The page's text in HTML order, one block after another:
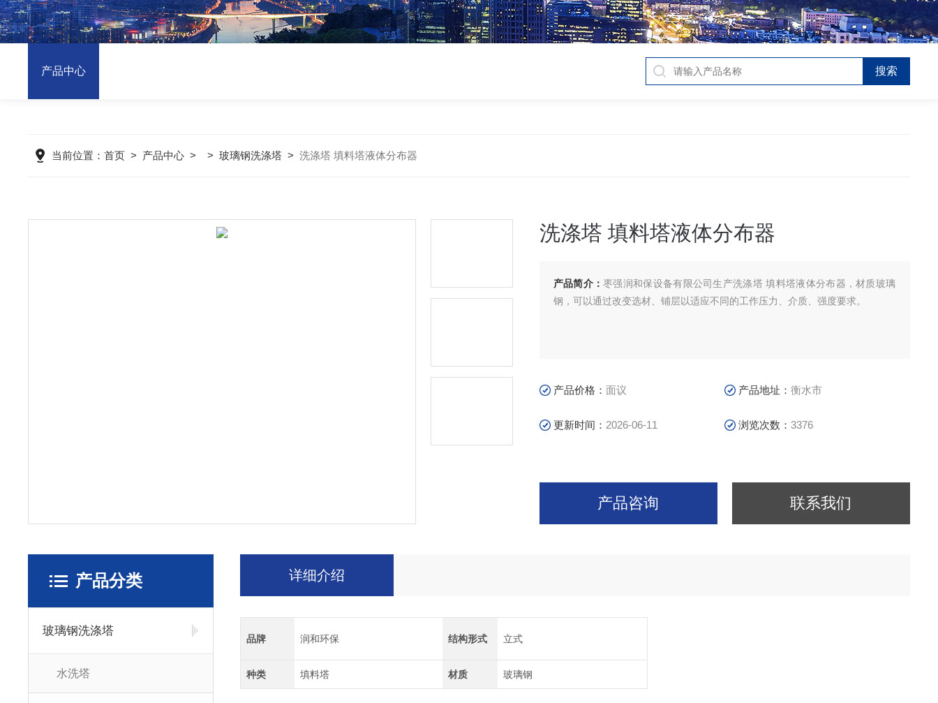
产品中心
当前位置：首页 > 产品中心 > >玻璃钢洗涤塔 >洗涤塔 填料塔液体分布器
洗涤塔 填料塔液体分布器
产品简介：枣强润和保设备有限公司生产洗涤塔 填料塔液体分布器，材质玻璃
钢，可以通过改变选材、铺层以适应不同的工作压力、介质、强度要求。
产品价格：面议 产品地址：衡水市
更新时间： 2026-06-11 浏览次数：3376
产品咨询 联系我们
产品分类
玻璃钢洗涤塔
水洗塔
详细介绍
品牌 润和环保 结构形式 立式
种类 填料塔 材质 玻璃钢